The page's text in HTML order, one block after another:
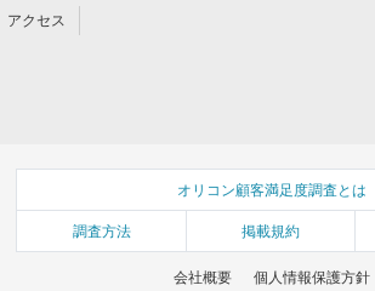
オリコン顧客満足度調査とは
調査方法 掲載規約
会社概要 個人情報保護方針